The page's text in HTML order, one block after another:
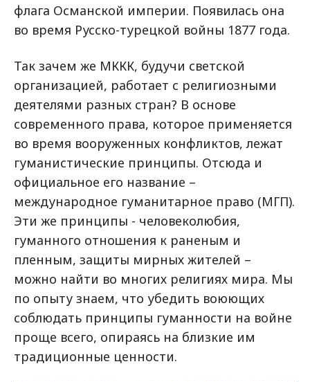
флага Османской империи. Появилась она
во время Русско-турецкой войны 1877 года.
Так зачем же МККК, будучи светской
организацией, работает с религиозными
деятелями разных стран? В основе
современного права, которое применяется
во время вооруженных конфликтов, лежат
гуманистические принципы. Отсюда и
официальное его название –
международное гуманитарное право (МГП).
Эти же принципы - человеколюбия,
гуманного отношения к раненым и
пленным, защиты мирных жителей –
можно найти во многих религиях мира. Мы
по опыту знаем, что убедить воюющих
соблюдать принципы гуманности на войне
проще всего, опираясь на близкие им
традиционные ценности.